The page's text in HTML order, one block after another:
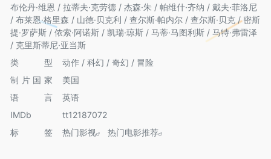
布伦丹·维恩 / 拉蒂夫·克劳德 / 杰森·朱 / 帕维什·齐纳 / 戴夫·菲洛尼
/ 布莱恩·格里森 / 山德·贝克利 / 查尔斯·帕内尔 / 查尔斯·贝克 / 密斯
提·罗萨斯 / 侬索·阿诺斯 / 凯瑞·琼斯 / 马蒂·马图利斯 / 马特·弗雷泽
/ 克里斯蒂尼·亚当斯
类型
动作 / 科幻 / 奇幻 / 冒险
制片国家
美国
语言
英语
IMDb
tt12187072
标签
热门影视 热门电影推荐